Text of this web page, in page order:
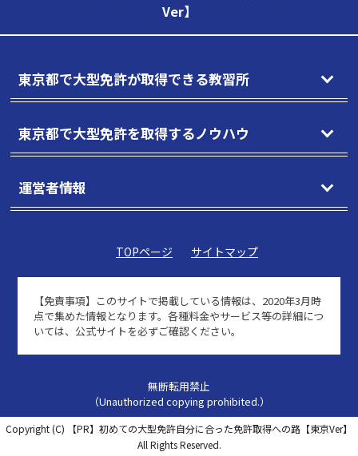
Ver】
東京都で大型免許が取得できる教習所
東京都で大型免許を取得するノウハウ
運営者情報
TOPページ サイトマップ
【免責事項】 このサイトで掲載している情報は、2020年3月時
点で集めた情報となります。各種料金やサービス等の詳細につ
いては、公式サイトを必ずご確認ください。
無断転用禁止
（Unauthorized copying prohibited.）
Copyright (C)
【PR】初めての大型免許自分に合った免許取得への路【東京Ver】
All Rights Reserved.